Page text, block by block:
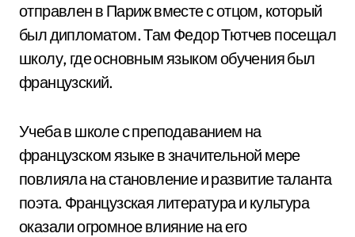
отправлен в Париж вместе с отцом, который
был дипломатом. Там Федор Тютчев посещал
школу, где основным языком обучения был
французский.
Учеба в школе с преподаванием на
французском языке в значительной мере
повлияла на становление и развитие таланта
поэта. Французская литература и культура
оказали огромное влияние на его